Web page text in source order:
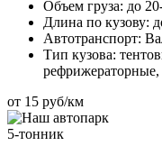
Объем груза: до
Длина по кузову:
Автотранспорт:
Тип кузова:
от 15 руб/км
5-тонник